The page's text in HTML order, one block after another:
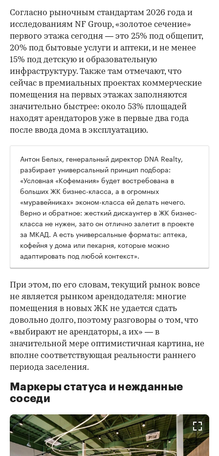
Согласно рыночным стандартам 2026 года и
исследованиям NF Group, «золотое сечение»
первого этажа сегодня — это 25% под общепит,
20% под бытовые услуги и аптеки, и не менее
15% под детскую и образовательную
инфраструктуру. Также там отмечают, что
сейчас в премиальных проектах коммерческие
помещения на первых этажах заполняются
значительно быстрее: около 53% площадей
находят арендаторов уже в первые два года
после ввода дома в эксплуатацию.
Антон Белых, генеральный директор DNA Realty,
разбирает универсальный принцип подбора:
«Условная «Кофемания» будет востребована в
больших ЖК бизнес-класса, а в огромных
«муравейниках» эконом-класса ей делать нечего.
Верно и обратное: жесткий дискаунтер в ЖК бизнес-
класса не нужен, зато он отлично залетит в проекте
за МКАД. А есть универсальные форматы: аптека,
кофейня у дома или пекарня, которые можно
адаптировать под любой контекст».
При этом, по его словам, текущий рынок вовсе
не является рынком арендодателя: многие
помещения в новых ЖК не удается сдать
довольно долго, поэтому разговоры о том, что
«выбирают не арендаторы, а их» — в
значительной мере оптимистичная картина, не
вполне соответствующая реальности раннего
периода заселения.
Маркеры статуса и нежданные
соседи